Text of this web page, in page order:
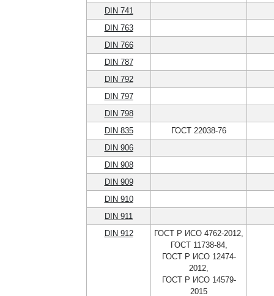
DIN 741
DIN 763
DIN 766
DIN 787
DIN 792
DIN 797
DIN 798
DIN 835
ГОСТ 22038-76
DIN 906
DIN 908
DIN 909
DIN 910
DIN 911
DIN 912
ГОСТ Р ИСО 4762-2012,
ГОСТ 11738-84,
ГОСТ Р ИСО 12474-
2012,
ГОСТ Р ИСО 14579-
2015